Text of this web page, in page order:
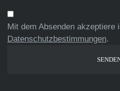
Mit dem Absenden akzeptiere
Datenschutzbestimmungen.